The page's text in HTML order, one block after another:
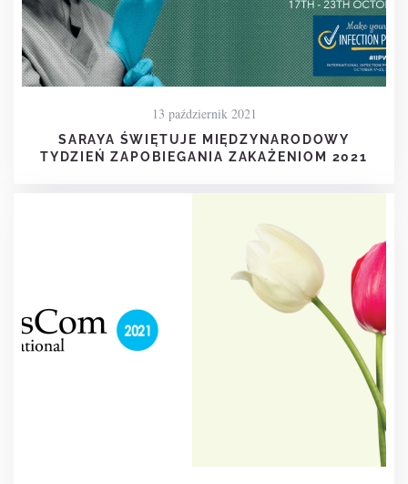
13 październik 2021
SARAYA ŚWIĘTUJE MIĘDZYNARODOWY
TYDZIEŃ ZAPOBIEGANIA ZAKAŻENIOM 2021